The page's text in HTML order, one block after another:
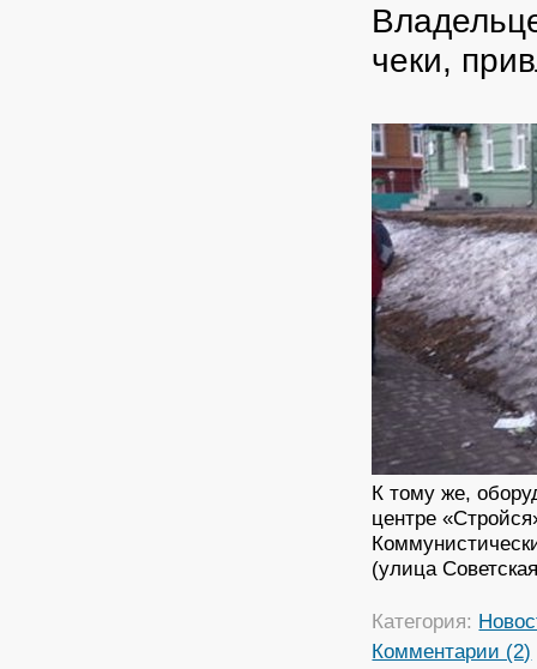
чеки,
К тому же,
центре
(улица
Категория:
Комментарии (2)